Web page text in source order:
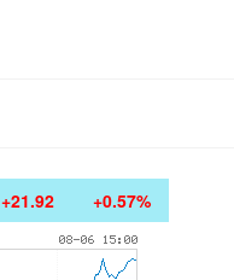
+21.92 +0.57%